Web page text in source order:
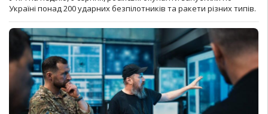
Україні понад 200 ударних безпілотників та ракети різних типів.